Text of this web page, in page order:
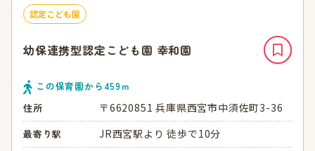
認定こども園
幼保連携型認定こども園 幸和園
この保育園から 459ｍ
住所
〒6620851 兵庫県西宮市中須佐町3-36
最寄り駅 JR西宮駅より 徒歩で10分